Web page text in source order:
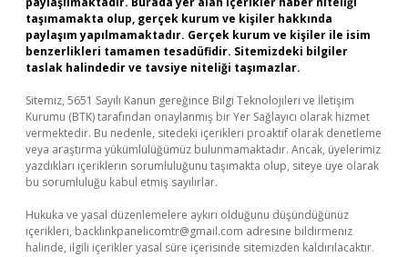
taşımamakta olup, gerçek kurum ve kişiler hakkında
paylaşım yapılmamaktadır. Gerçek kurum ve kişiler ile isim
benzerlikleri tamamen tesadüfidir. Sitemizdeki bilgiler
taslak halindedir ve tavsiye niteliği taşımazlar.
Sitemiz, 5651 Sayılı Kanun gereğince Bilgi Teknolojileri ve İletişim
Kurumu (BTK) tarafından onaylanmış bir Yer Sağlayıcı olarak hizmet
vermektedir. Bu nedenle, sitedeki içerikleri proaktif olarak denetleme
veya araştırma yükümlülüğümüz bulunmamaktadır. Ancak, üyelerimiz
yazdıkları içeriklerin sorumluluğunu taşımakta olup, siteye üye olarak
bu sorumluluğu kabul etmiş sayılırlar.
Hukuka ve yasal düzenlemelere aykırı olduğunu düşündüğünüz
içerikleri, backlinkpanelicomtr@gmail.com adresine bildirmeniz
halinde, ilgili içerikler yasal süre içerisinde sitemizden kaldırılacaktır.